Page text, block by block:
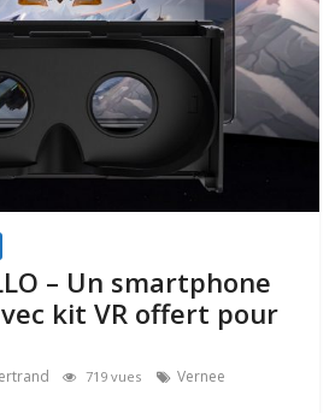
– Un smartphone
kit VR offert pour
719 vues Vernee